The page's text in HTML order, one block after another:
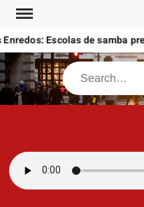
Skip
contentEscolas de samba
Search